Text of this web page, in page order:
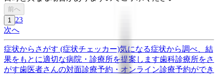
前へ
1
23
次へ
症状からさがす (症状チェッカー)気になる症状から調べ、結
果をもとに適切な病院・診療所を提案します歯科診療所をさ
がす歯医者さんの対面診療予約・オンライン診療予約ができ